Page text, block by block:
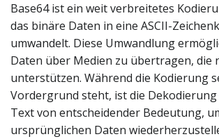
Base64 ist ein weit verbreitetes
das binäre Daten in eine ASCII-
umwandelt. Diese Umwandlung
Daten über Medien zu übertragen, die
unterstützen. Während die Kodierung
Vordergrund steht, ist die Dekodierung
Text von entscheidender Bedeutung,
ursprünglichen Daten